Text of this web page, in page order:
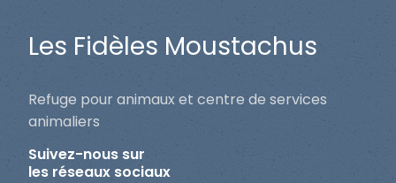
Les Fidèles Moustachus
Refuge pour animaux et centre de services
animaliers
Suivez-nous sur
les réseaux sociaux